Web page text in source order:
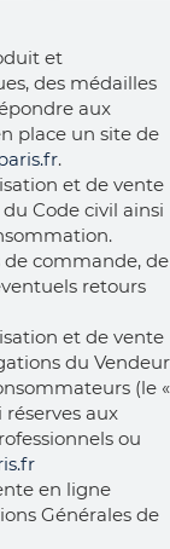
et
des médailles
aux
place un site de
.
et de vente
Code civil ainsi
commande, de
retours
et de vente
du Vendeur
(le «
aux
ou
en ligne
Générales de